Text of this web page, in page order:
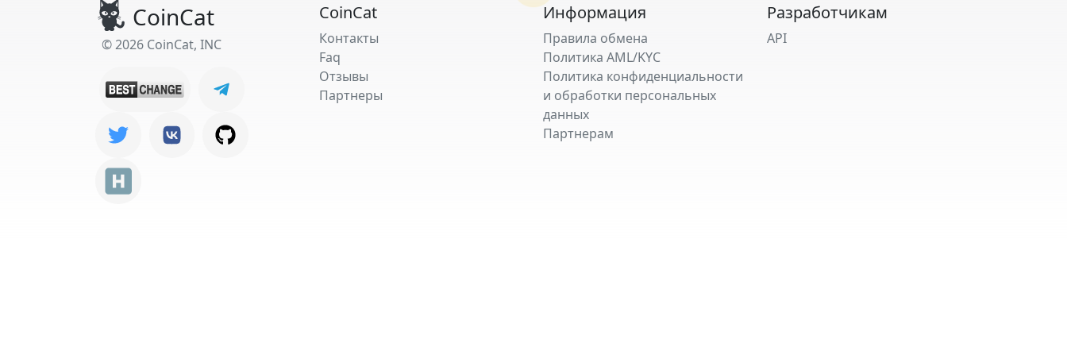
CoinCat
© 2026 CoinCat, INC
CoinCat
Контакты
Faq
Отзывы
Партнеры
Информация
Правила обмена
Политика AML/KYC
Политика конфиденциальности
и обработки персональных
данных
Партнерам
Разработчикам
API